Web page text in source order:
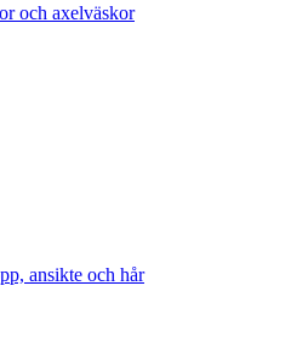
och axelväskor
ansikte och hår